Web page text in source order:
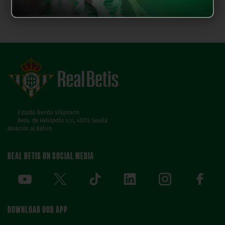
Estadio Benito Villamarín
Avda. de Heliópolis s/n, 41012 Sevilla
Atención al Bético
REAL BETIS ON SOCIAL MEDIA
DOWNLOAD OUR APP